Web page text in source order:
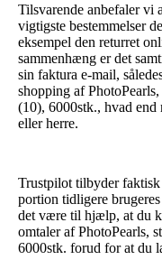
Tilsvarende anbefaler vi
vigtigste bestemmelser
eksempel den returret
sammenhæng er det
sin faktura e-mail,
shopping af
(10), 6000stk., hvad end
eller herre.
Trustpilot tilbyder
portion tidligere
det være til hjælp, at du
omtaler af PhotoPearls,
6000stk. forud for at du